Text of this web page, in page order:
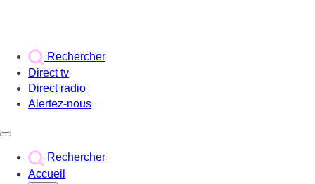
Rechercher
Direct tv
Direct radio
Alertez-nous
Rechercher
Accueil